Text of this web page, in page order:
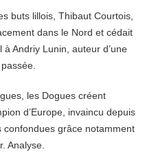
buts lillois, Thibaut Courtois,
dans le Nord et cédait
Andriy Lunin, auteur d’une
les Dogues créent
d’Europe, invaincu depuis
grâce notamment
Analyse.